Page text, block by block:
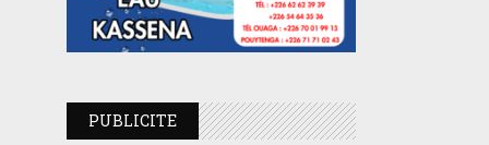
PUBLICITE